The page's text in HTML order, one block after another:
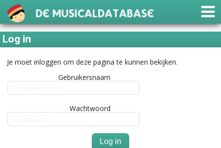
De Musicaldatabase
Log in
Je moet inloggen om deze pagina te kunnen bekijken.
Gebruikersnaam
Wachtwoord
Log in